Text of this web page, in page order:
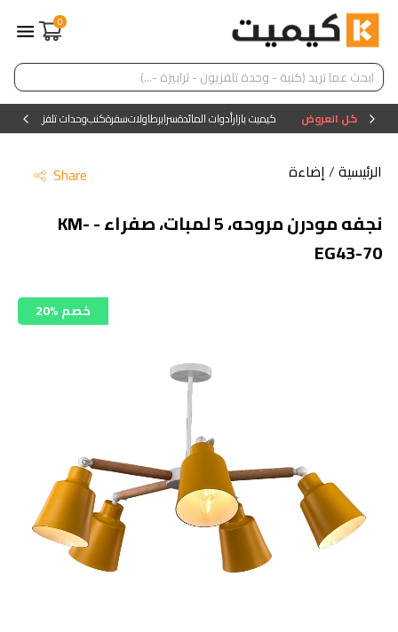
0
كل العروض كيميت بازارأدوات المائدةسرايرطاولاتسفرةكنبوحدات تلفزيون
الرئيسية/إضاءة Share
نجفه مودرن مروحه، 5 لمبات، صفراء - KM-
EG43-70
20% خصم